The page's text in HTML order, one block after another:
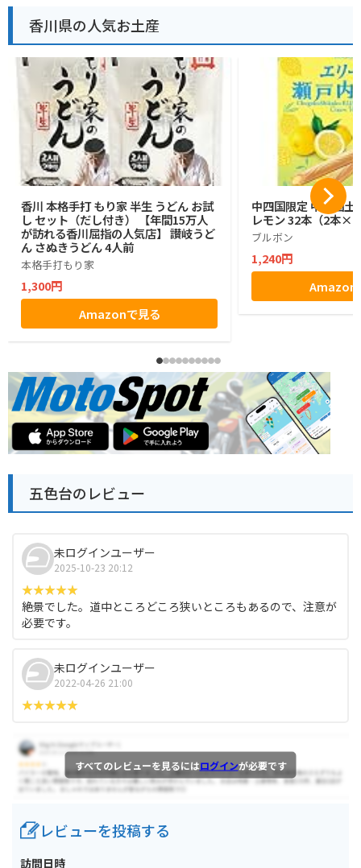
香川県の人気お土産
香川 本格手打 もり家 半生 うどん お試
し セット（だし付き） 【年間15万人
が訪れる香川屈指の人気店】 讃岐うど
ん さぬきうどん 4人前
本格手打もり家
1,300円
Amazonで見る
中四国限定 中四国土
レモン 32本（2本
ブルボン
1,240円
Amazon
五色台のレビュー
未ログインユーザー
2025-10-23 20:12
絶景でした。道中ところどころ狭いところもあるので、注意が
必要です。
未ログインユーザー
2022-04-26 21:00
すべてのレビューを見るにはログインが必要です
レビューを投稿する
訪問日時